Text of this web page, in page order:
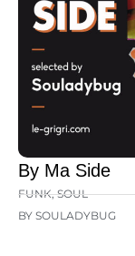
By Ma Side
FUNK,SOUL
BY SOULADYBUG